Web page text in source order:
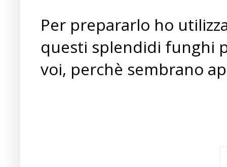
Per prepararlo ho
questi splendidi funghi
voi, perchè sembrano